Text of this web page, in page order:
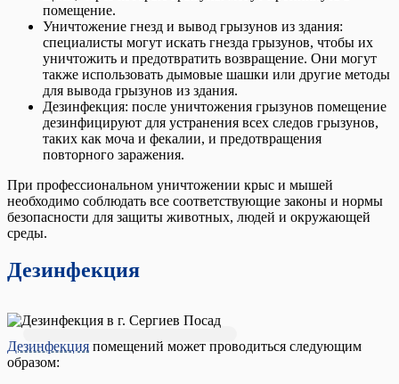
помещение.
Уничтожение гнезд и вывод грызунов из здания:
специалисты могут искать гнезда грызунов, чтобы их
уничтожить и предотвратить возвращение. Они могут
также использовать дымовые шашки или другие методы
для вывода грызунов из здания.
Дезинфекция: после уничтожения грызунов помещение
дезинфицируют для устранения всех следов грызунов,
таких как моча и фекалии, и предотвращения
повторного заражения.
При профессиональном уничтожении крыс и мышей
необходимо соблюдать все соответствующие законы и нормы
безопасности для защиты животных, людей и окружающей
среды.
Дезинфекция
Дезинфекция помещений может проводиться следующим
образом: